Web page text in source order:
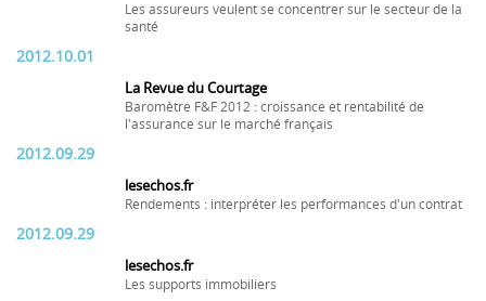
Les assureurs veulent se concentrer sur le secteur de la
santé
2012.10.01
La Revue du Courtage
Baromètre F&F 2012 : croissance et rentabilité de
l'assurance sur le marché français
2012.09.29
lesechos.fr
Rendements : interpréter les performances d'un contrat
2012.09.29
lesechos.fr
Les supports immobiliers